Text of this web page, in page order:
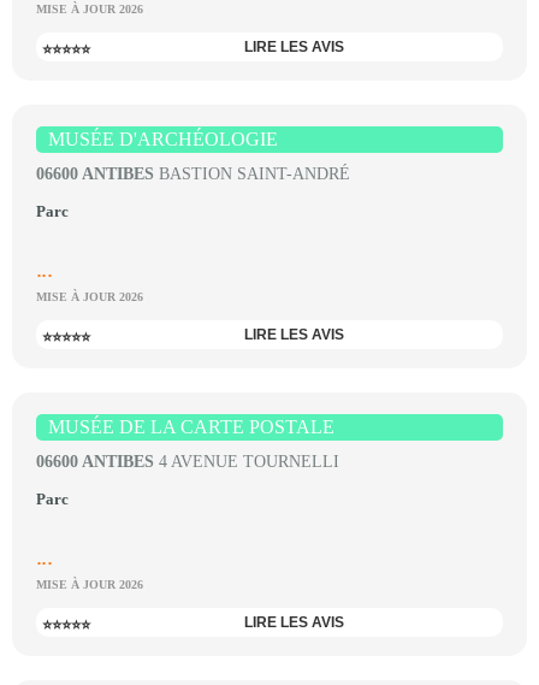
MISE À JOUR 2026
⭐⭐⭐⭐⭐ LIRE LES AVIS
MUSÉE D'ARCHÉOLOGIE
06600 ANTIBES BASTION SAINT-ANDRÉ
Parc
...
MISE À JOUR 2026
⭐⭐⭐⭐⭐ LIRE LES AVIS
MUSÉE DE LA CARTE POSTALE
06600 ANTIBES 4 AVENUE TOURNELLI
Parc
...
MISE À JOUR 2026
⭐⭐⭐⭐⭐ LIRE LES AVIS